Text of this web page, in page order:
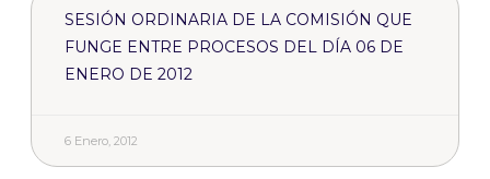
SESIÓN ORDINARIA DE LA COMISIÓN QUE
FUNGE ENTRE PROCESOS DEL DÍA 06 DE
ENERO DE 2012
6 Enero, 2012